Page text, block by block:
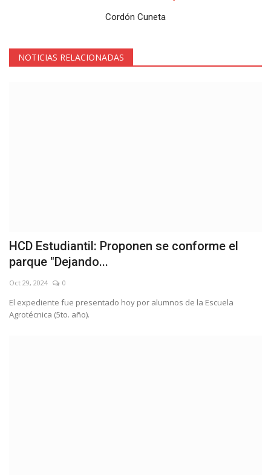
Cordón Cuneta
NOTICIAS RELACIONADAS
HCD Estudiantil: Proponen se conforme el
parque "Dejando...
Oct 29, 2024 0
El expediente fue presentado hoy por alumnos de la Escuela
Agrotécnica (5to. año).